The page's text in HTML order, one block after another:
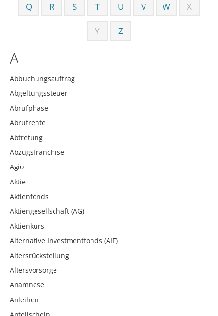
Q R S T U V W X
Y Z
A
Abbuchungsauftrag
Abgeltungssteuer
Abrufphase
Abrufrente
Abtretung
Abzugsfranchise
Agio
Aktie
Aktienfonds
Aktiengesellschaft (AG)
Aktienkurs
Alternative Investmentfonds (AIF)
Altersrückstellung
Altersvorsorge
Anamnese
Anleihen